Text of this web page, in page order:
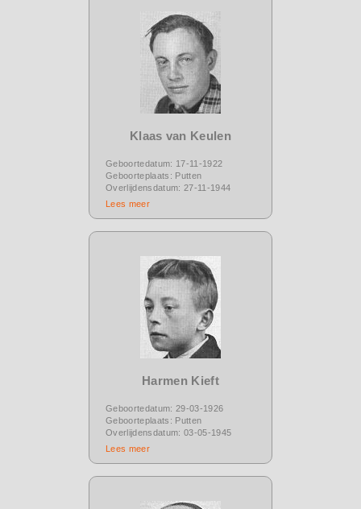
Klaas van Keulen
Geboortedatum: 17-11-1922
Geboorteplaats: Putten
Overlijdensdatum: 27-11-1944
Lees meer
Harmen Kieft
Geboortedatum: 29-03-1926
Geboorteplaats: Putten
Overlijdensdatum: 03-05-1945
Lees meer